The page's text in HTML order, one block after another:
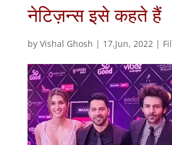
नेटिज़न्स इसे कहते हैं
by Vishal Ghosh | 17,Jun, 2022|